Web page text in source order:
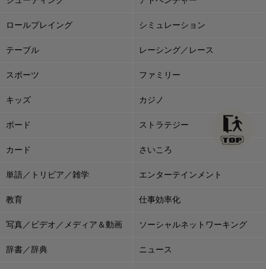
ロールプレイング シミュレーション
テーブル レーシング／レース
スポーツ ファミリー
キッズ カジノ
ボード ストラテジー
カード さいころ
単語／トリビア／雑学 エンターテインメント
教育 仕事効率化
写真／ビデオ／メディア＆動画 ソーシャルネットワーキング
辞書／辞典 ニュース